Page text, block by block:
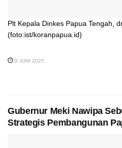
Plt Kepala Dinkes Papua Tengah,
(foto:ist/koranpapua.id)
9 JUNI 2025
Gubernur Meki Nawipa
Strategis Pembangunan